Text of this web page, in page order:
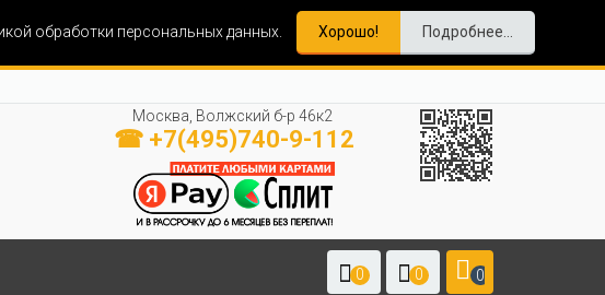
обработки персональных данных. Хорошо! Подробнее...
Москва, Волжский б-р 46к2
☎ +7(495)740-9-112
0 0 0